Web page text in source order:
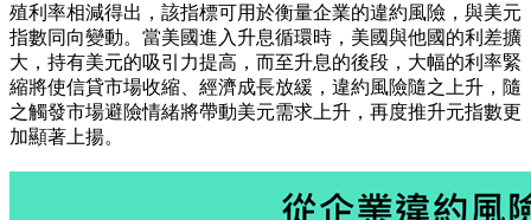
殖利率相減得出，該指標可用於衡量企業的違約風險，與美元
指數同向變動。當美國進入升息循環時，美國與他國的利差擴
大，持有美元的吸引力提高，而至升息的後段，大幅的利率緊
縮將使信貸市場收縮、經濟成長放緩，違約風險隨之上升，隨
之觸發市場避險情緒將帶動美元需求上升，再度推升元指數更
加顯著上揚。